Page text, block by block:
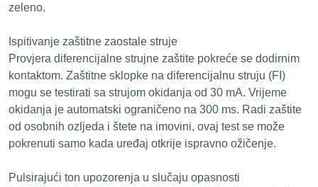
zeleno.
Ispitivanje zaštitne zaostale struje
Provjera diferencijalne strujne zaštite pokreće se dodirnim
kontaktom. Zaštitne sklopke na diferencijalnu struju (FI)
mogu se testirati sa strujom okidanja od 30 mA. Vrijeme
okidanja je automatski ograničeno na 300 ms. Radi zaštite
od osobnih ozljeda i štete na imovini, ovaj test se može
pokrenuti samo kada uređaj otkrije ispravno ožičenje.
Pulsirajući ton upozorenja u slučaju opasnosti